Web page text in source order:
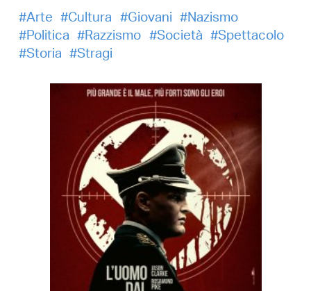
Arte
Cultura Giovani
Nazismo
Politica
Razzismo Società
Spettacolo
Storia
Stragi